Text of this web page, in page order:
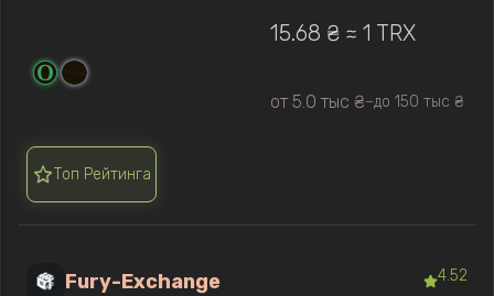
15.68 ₴ ≈ 1 TRX
от 5.0 тыс ₴—до 150 тыс ₴
Топ Рейтинга
Fury-Exchange 4.52